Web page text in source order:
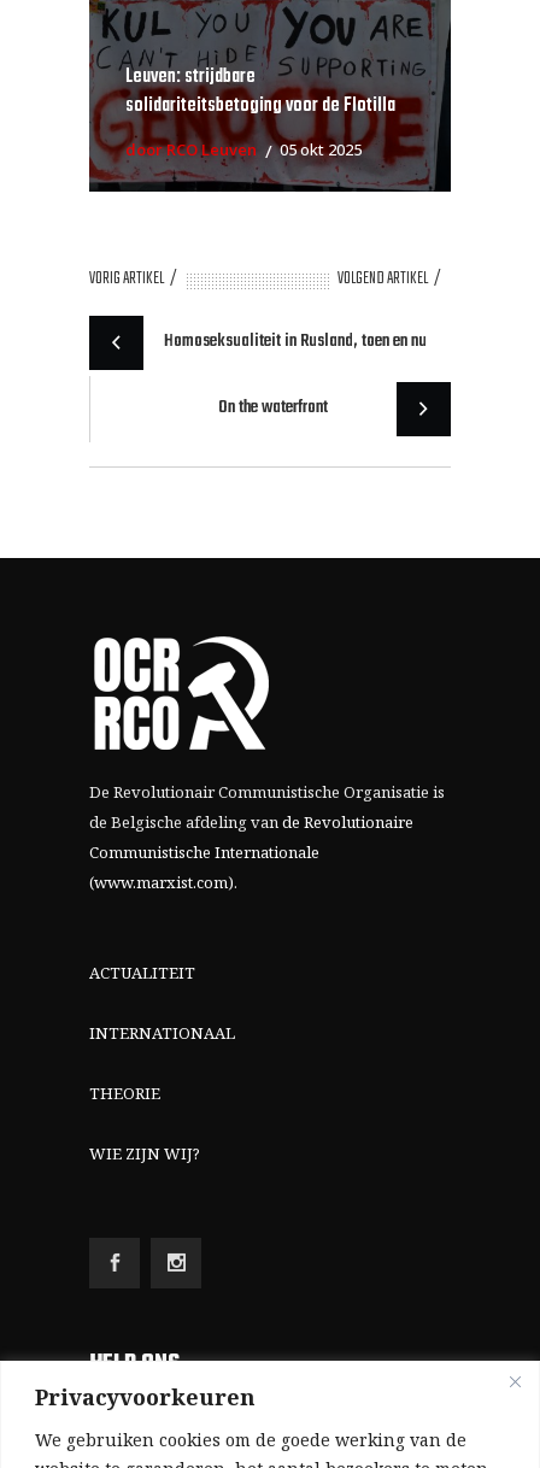
Privacyvoorkeuren
We gebruiken cookies om de goede werking van de
Leuven: strijdbare
solidariteitsbetoging voor de Flotilla
door RCO Leuven 05 okt 2025
VORIG ARTIKEL VOLGEND ARTIKEL
Homoseksualiteit in Rusland, toen en nu
On the waterfront
De Revolutionair Communistische Organisatie is
de Belgische afdeling vande Revolutionaire
Communistische Internationale
(www.marxist.com).
ACTUALITEIT
INTERNATIONAAL
THEORIE
WIE ZIJN WIJ?
HELP ONS
Aangezien we volledig zelf gefinancierd zijn